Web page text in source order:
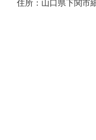
住所：山口県下関市